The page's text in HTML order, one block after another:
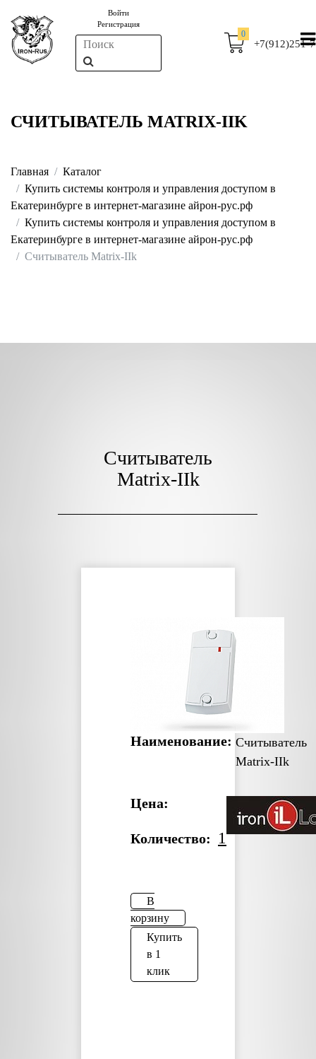
Войти
Регистрация
0
+7(912)251-
СЧИТЫВАТЕЛЬ MATRIX-IIK
Главная
Каталог
Купить системы контроля и управления доступом в
Екатеринбурге в интернет-магазине айрон-рус.рф
Купить системы контроля и управления доступом в
Екатеринбурге в интернет-магазине айрон-рус.рф
Считыватель Matrix-IIk
Считыватель
Matrix-IIk
Наименование: Считыватель
Matrix-IIk
Цена:
Количество: 1
В
корзину
Купить
в 1
клик